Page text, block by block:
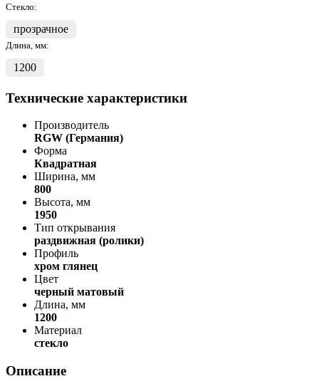
Стекло:
прозрачное
Длина, мм:
1200
Технические характеристики
Производитель
RGW (Германия)
Форма
Квадратная
Ширина, мм
800
Высота, мм
1950
Тип открывания
раздвижная (ролики)
Профиль
хром глянец
Цвет
черный матовый
Длина, мм
1200
Материал
стекло
Описание